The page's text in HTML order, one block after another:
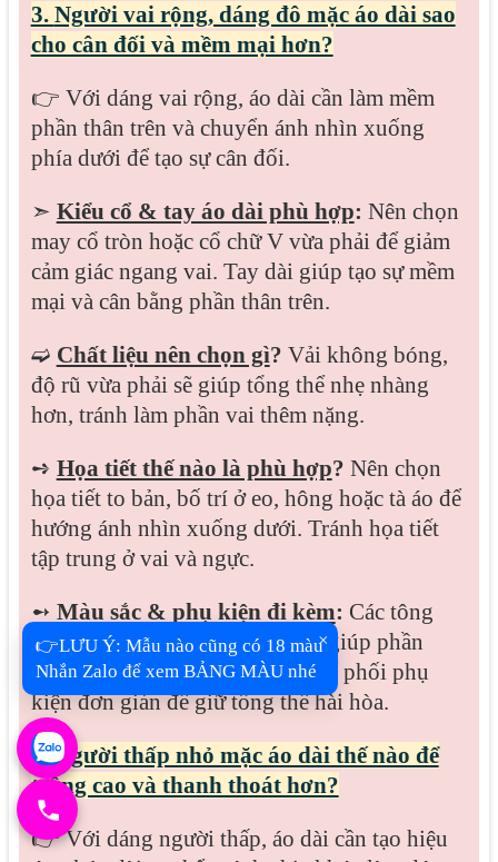
3. Người vai rộng, dáng đô mặc áo dài sao
cho cân đối và mềm mại hơn?
👉 Với dáng vai rộng, áo dài cần làm mềm
phần thân trên và chuyển ánh nhìn xuống
phía dưới để tạo sự cân đối.
➣ Kiểu cổ & tay áo dài phù hợp: Nên chọn
may cổ tròn hoặc cổ chữ V vừa phải để giảm
cảm giác ngang vai. Tay dài giúp tạo sự mềm
mại và cân bằng phần thân trên.
➫ Chất liệu nên chọn gì? Vải không bóng,
độ rũ vừa phải sẽ giúp tổng thể nhẹ nhàng
hơn, tránh làm phần vai thêm nặng.
➺ Họa tiết thế nào là phù hợp? Nên chọn
họa tiết to bản, bố trí ở eo, hông hoặc tà áo để
hướng ánh nhìn xuống dưới. Tránh họa tiết
tập trung ở vai và ngực.
➻ Màu sắc & phụ kiện đi kèm: Các tông
màu trung tính hoặc dịu nhẹ sẽ giúp phần
thân trên trông mềm hơn. Có thể phối phụ
kiện đơn giản để giữ tổng thể hài hòa.
4.Người thấp nhỏ mặc áo dài thế nào để
trông cao và thanh thoát hơn?
👉 Với dáng người thấp, áo dài cần tạo hiệu
×
👉LƯU Ý: Mẫu nào cũng có 18 màu
Nhắn Zalo để xem BẢNG MÀU nhé